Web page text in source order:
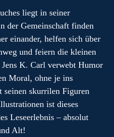
liegt in seiner
der Gemeinschaft finden
einander, helfen sich über
und feiern die kleinen
K. Carl verwebt Humor
Moral, ohne je ins
skurrilen Figuren
ist dieses
Leseerlebnis – absolut
Alt!